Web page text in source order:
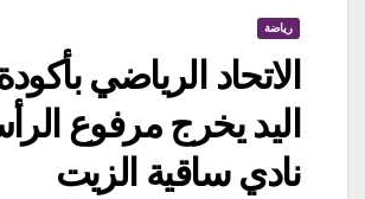
رياضة
الاتحاد الرياضي
اليد يخرج مرفوع
نادي ساقية الزيت